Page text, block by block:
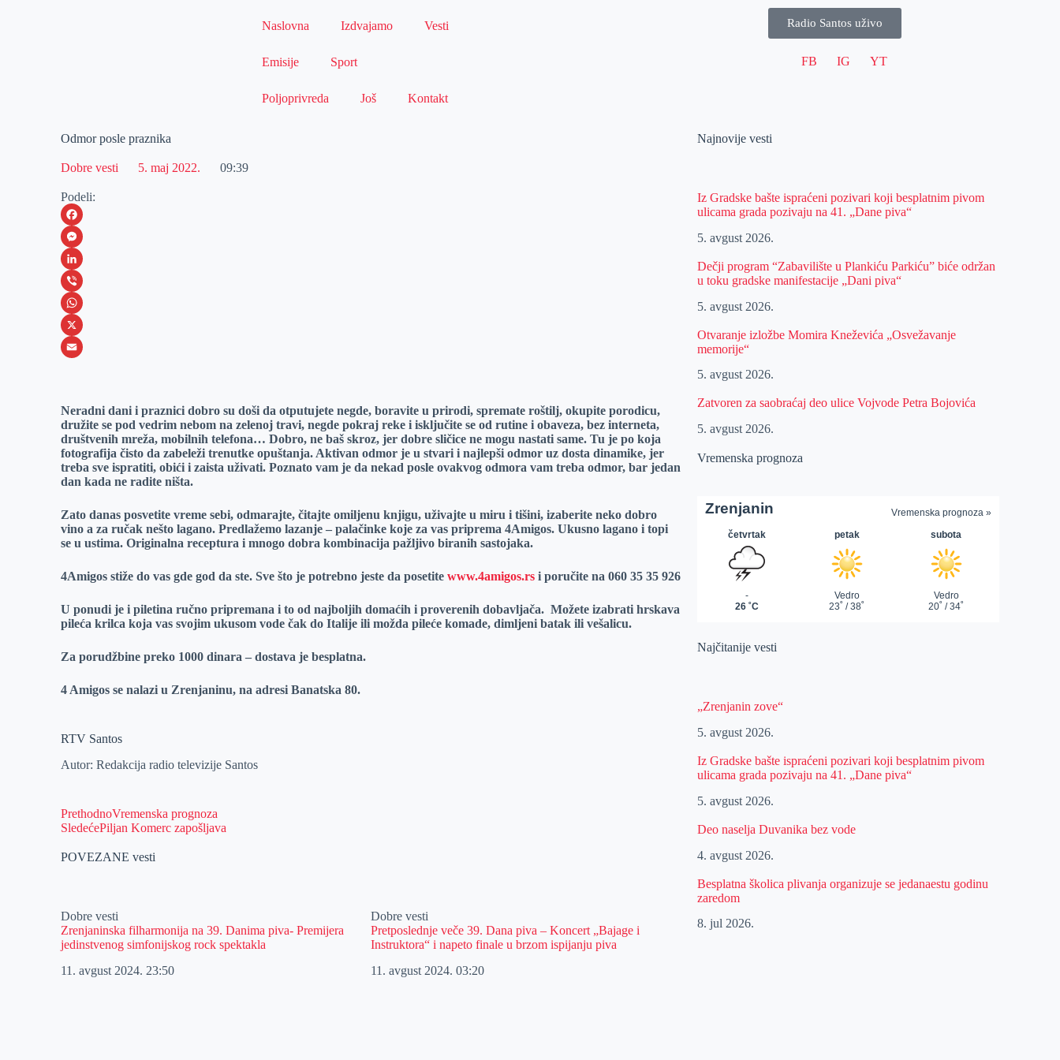
Naslovna Izdvajamo Vesti
Emisije Sport
Poljoprivreda Još Kontakt
Radio Santos uživo
FB IG YT
Odmor posle praznika
Dobre vesti 5. maj 2022. 09:39
Podeli:
F
a
c
e
b
o
M
e
s
s
e
e
r
L
i
n
k
I
n
V
i
b
W
h
s
A
p
p
X
a
i
l
Neradni dani i praznici dobro su doši da otputujete negde, boravite u prirodi, spremate roštilj, okupite porodicu,
družite se pod vedrim nebom na zelenoj travi, negde pokraj reke i isključite se od rutine i obaveza, bez interneta,
društvenih mreža, mobilnih telefona… Dobro, ne baš skroz, jer dobre sličice ne mogu nastati same. Tu je po koja
fotografija čisto da zabeleži trenutke opuštanja. Aktivan odmor je u stvari i najlepši odmor uz dosta dinamike, jer
treba sve ispratiti, obići i zaista uživati. Poznato vam je da nekad posle ovakvog odmora vam treba odmor, bar jedan
dan kada ne radite ništa.
Zato danas posvetite vreme sebi, odmarajte, čitajte omiljenu knjigu, uživajte u miru i tišini, izaberite neko dobro
vino a za ručak nešto lagano. Predlažemo lazanje – palačinke koje za vas priprema 4Amigos. Ukusno lagano i topi
se u ustima. Originalna receptura i mnogo dobra kombinacija pažljivo biranih sastojaka.
4Amigos stiže do vas gde god da ste. Sve što je potrebno jeste da posetite www.4amigos.rs i poručite na 060 35 35 926
U ponudi je i piletina ručno pripremana i to od najboljih domaćih i proverenih dobavljača. Možete izabrati hrskava
pileća krilca koja vas svojim ukusom vode čak do Italije ili možda pileće komade, dimljeni batak ili vešalicu.
Za porudžbine preko 1000 dinara – dostava je besplatna.
4 Amigos se nalazi u Zrenjaninu, na adresi Banatska 80.
RTV Santos
Autor: Redakcija radio televizije Santos
PrethodnoVremenska prognoza
SledećePiljan Komerc zapošljava
POVEZANE vesti
Dobre vesti
Zrenjaninska filharmonija na 39. Danima piva- Premijera
jedinstvenog simfonijskog rock spektakla
11. avgust 2024. 23:50
Dobre vesti
Pretposlednje veče 39. Dana piva – Koncert „Bajage i
Instruktora“ i napeto finale u brzom ispijanju piva
11. avgust 2024.03:20
Najnovije vesti
Iz Gradske bašte ispraćeni pozivari koji besplatnim pivom
ulicama grada pozivaju na 41. „Dane piva“
5. avgust 2026.
Dečji program “Zabavilište u Plankiću Parkiću” biće održan
u toku gradske manifestacije „Dani piva“
5. avgust 2026.
Otvaranje izložbe Momira Kneževića „Osvežavanje
memorije“
5. avgust 2026.
Zatvoren za saobraćaj deo ulice Vojvode Petra Bojovića
5. avgust 2026.
Vremenska prognoza
Najčitanije vesti
„Zrenjanin zove“
5. avgust 2026.
Iz Gradske bašte ispraćeni pozivari koji besplatnim pivom
ulicama grada pozivaju na 41. „Dane piva“
5. avgust 2026.
Deo naselja Duvanika bez vode
4. avgust 2026.
Besplatna školica plivanja organizuje se jedanaestu godinu
zaredom
8. jul 2026.